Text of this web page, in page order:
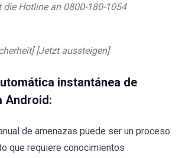
die Hotline an 0800-180-1054
[Jetzt aussteigen]
instantánea de
Android:
de amenazas puede ser un proceso
que requiere conocimientos